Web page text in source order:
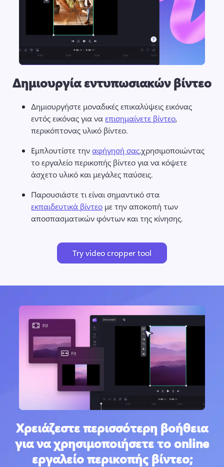
Δημιουργία εντυπωσιακών βίντεο
Δημιουργήστε μοναδικές επικαλύψεις εικόνας
εντός εικόνας για να επισημαίνετε βίντεο,
περικόπτονας υλικό βίντεο.
Εμπλουτίστε την αφήγησή σας,χρησιμοποιώντας
το εργαλείο περικοπής βίντεο για να κόψετε
άσχετο υλικό και μεγάλες παύσεις.
Παρουσιάστε τι είναι σημαντικό στα
εκπαιδευτικά βίντεο με την αποκοπή των
αποσπασματικών φόντων και της κίνησης.
Try video cropper tool
Χρειάζεστε περισσότερη βοήθεια
για να χρησιμοποιήσετε το online
εργαλείο περικοπής βίντεο;